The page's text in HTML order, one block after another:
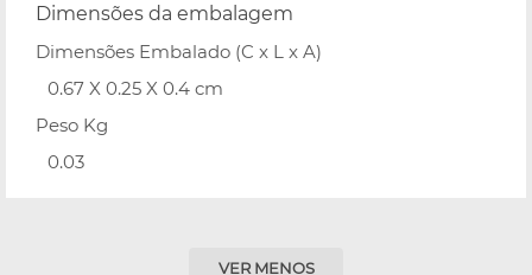
Dimensões da embalagem
Dimensões Embalado (C x L x A)
0.67 X 0.25 X 0.4 cm
Peso Kg
0.03
VER MENOS